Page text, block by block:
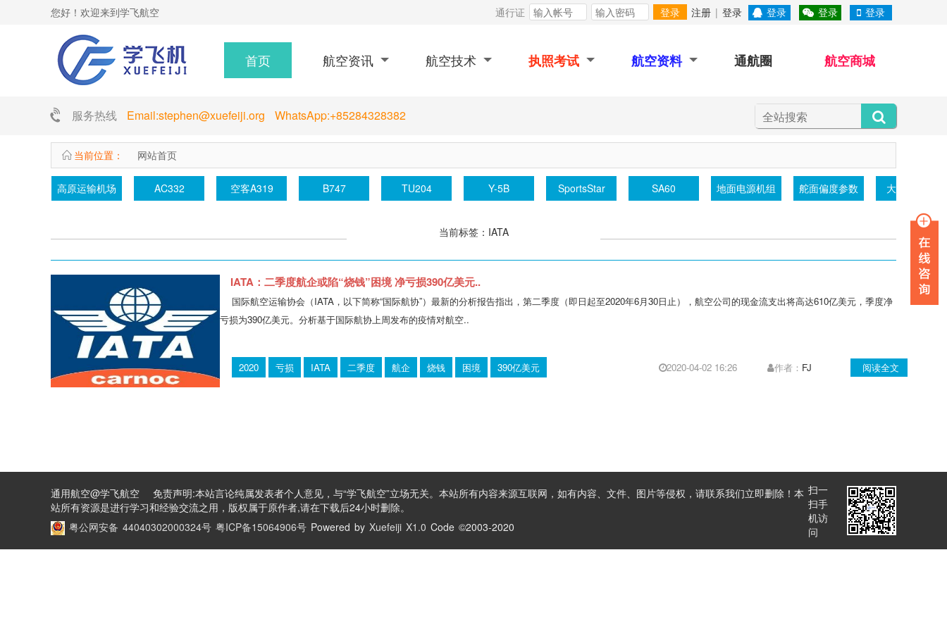
您好！欢迎来到学飞航空 通行证 登录 注册 | 登录 登录 登录 登录
首页 航空资讯 航空技术 执照考试 航空资料 通航圈 航空商城
服务热线 Email:stephen@xuefeiji.org WhatsApp:+85284328382
当前位置： 网站首页
高原运输机场 AC332 空客A319 B747 TU204 Y-5B SportsStar SA60 地面电源机组 舵面偏度参数 大气透射仪
当前标签：IATA
IATA：二季度航企或陷“烧钱”困境 净亏损390亿美元..
国际航空运输协会（IATA，以下简称“国际航协”）最新的分析报告指出，第二季度（即日起至2020年6月30日止），航空公司的现金流支出将高达610亿美元，季度净
亏损为390亿美元。分析基于国际航协上周发布的疫情对航空..
2020 亏损 IATA 二季度 航企 烧钱 困境 390亿美元 2020-04-02 16:26 作者： FJ 阅读全文
通用航空@学飞航空 免责声明:本站言论纯属发表者个人意见，与“学飞航空”立场无关。本站所有内容来源互联网，如有内容、文件、图片等侵权，请联系我们立即删除！本
站所有资源是进行学习和经验交流之用，版权属于原作者,请在下载后24小时删除。
粤公网安备 44040302000324号 粤ICP备15064906号 Powered by Xuefeiji X1.0 Code ©2003-2020
扫一
扫手
机访
问